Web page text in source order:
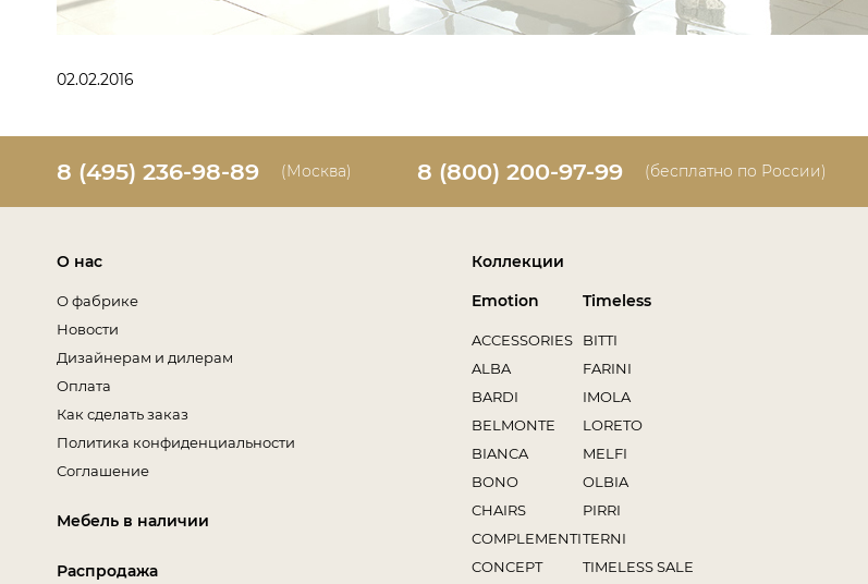
02.02.2016
8 (495) 236-98-89 (Москва) 8 (800) 200-97-99 (бесплатно по России)
О нас
О фабрике
Новости
Дизайнерам и дилерам
Оплата
Как сделать заказ
Политика конфиденциальности
Соглашение
Мебель в наличии
Распродажа
Коллекции
Emotion
ACCESSORIES
ALBA
BARDI
BELMONTE
BIANCA
BONO
CHAIRS
COMPLEMENTI
CONCEPT
Timeless
BITTI
FARINI
IMOLA
LORETO
MELFI
OLBIA
PIRRI
TERNI
TIMELESS SALE